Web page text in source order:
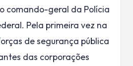
comando-geral da Polícia
Pela primeira vez na
de segurança pública
das corporações